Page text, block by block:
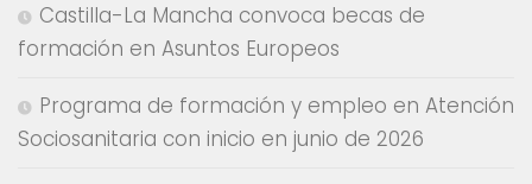
Castilla-La Mancha convoca becas de
formación en Asuntos Europeos
Programa de formación y empleo en Atención
Sociosanitaria con inicio en junio de 2026